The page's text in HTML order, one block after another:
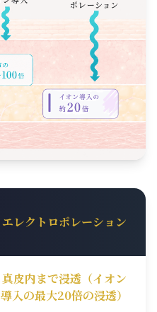
エレクトロポレーション
真皮内まで浸透（イオン
導入の最大20倍の浸透）